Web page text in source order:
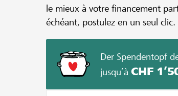
le mieux à votre financement
échéant, postulez en un seul clic.
Der Spendentopf
jusqu’à CHF